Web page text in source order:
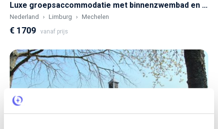
Luxe groepsaccommodatie met binnenzwembad en sauna
Nederland Limburg Mechelen
€ 1709 vanaf prijs